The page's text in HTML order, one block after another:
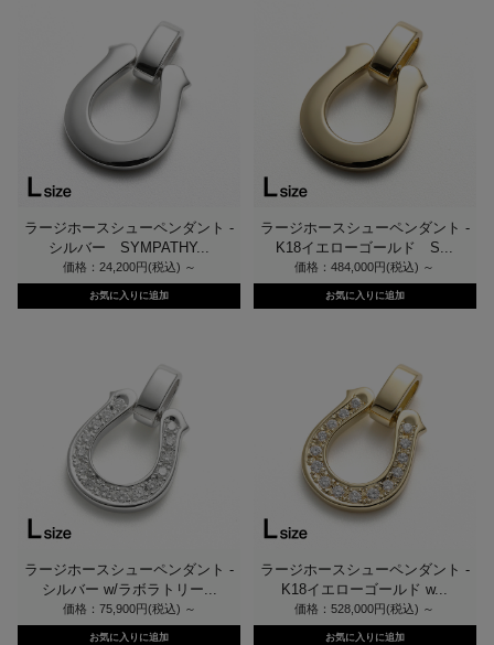
ラージホースシューペンダント -
シルバー SYMPATHY...
価格：24,200円(税込) ～
ラージホースシューペンダント -
K18イエローゴールド S...
価格：484,000円(税込) ～
ラージホースシューペンダント -
シルバー w/ラボラトリー...
価格：75,900円(税込) ～
ラージホースシューペンダント -
K18イエローゴールド w...
価格：528,000円(税込) ～